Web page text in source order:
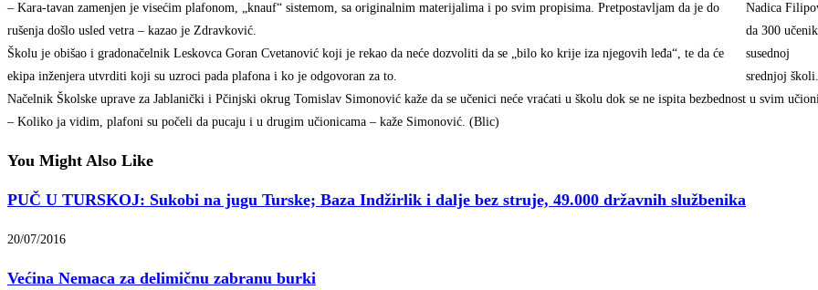
Nadica
da 300
susednoj
srednjoj školi.
– Kara-tavan zamenjen je visećim plafonom, „knauf“ sistemom, sa originalnim materijalima i po svim propisima. Pretpostavljam da je do
rušenja došlo usled vetra – kazao je Zdravković.
Školu je obišao i gradonačelnik Leskovca Goran Cvetanović koji je rekao da neće dozvoliti da se „bilo ko krije iza njegovih leđa“, te da će
ekipa inženjera utvrditi koji su uzroci pada plafona i ko je odgovoran za to.
Načelnik Školske uprave za Jablanički i Pčinjski okrug Tomislav Simonović kaže da se učenici neće vraćati u školu dok se ne ispita bezbednost u svim
– Koliko ja vidim, plafoni su počeli da pucaju i u drugim učionicama – kaže Simonović. (Blic)
You Might Also Like
PUČ U TURSKOJ: Sukobi na jugu Turske; Baza Indžirlik i dalje bez struje, 49.000 državnih službenika
20/07/2016
Većina Nemaca za delimičnu zabranu burki